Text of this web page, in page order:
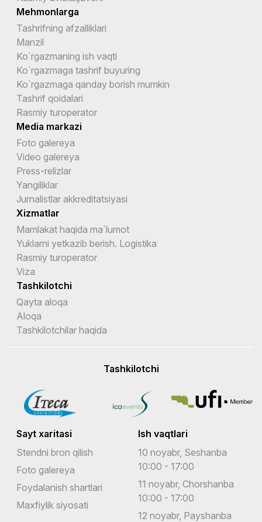
Mehmonlarga
Tashrifning afzalliklari
Manzil
Ko`rgazmaning ish vaqti
Ko`rgazmaga tashrif buyuring
Ko`rgazmaga qanday borish mumkin
Tashrif qoidalari
Rasmiy turoperator
Media markazi
Foto galereya
Video galereya
Press-relizlar
Yangiliklar
Jurnalistlar akkreditatsiyasi
Xizmatlar
Mamlakat haqida ma`lumot
Yuklarni yetkazib berish. Logistika
Rasmiy turoperator
Viza
Tashkilotchi
Qayta aloqa
Aloqa
Tashkilotchilar haqida
Tashkilotchi
Sayt xaritasi
Stendni bron qilish
Foto galereya
Foydalanish shartlari
Maxfiylik siyosati
Ish vaqtlari
10 noyabr, Seshanba
10:00 - 17:00
11 noyabr, Chorshanba
10:00 - 17:00
12 noyabr, Payshanba